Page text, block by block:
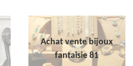
Achat vente bijoux
fantaisie 81